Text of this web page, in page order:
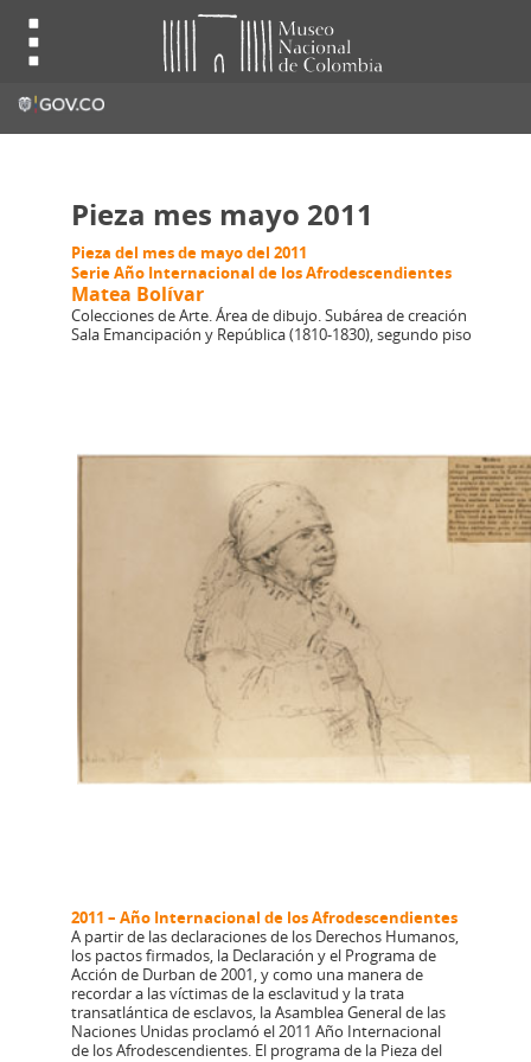
Pieza mes mayo 2011
Pieza del mes de mayo del 2011
Serie Año Internacional de los Afrodescendientes
Matea Bolívar
Colecciones de Arte. Área de dibujo. Subárea de creación
Sala Emancipación y República (1810-1830), segundo piso
2011 – Año Internacional de los Afrodescendientes
A partir de las declaraciones de los Derechos Humanos,
los pactos firmados, la Declaración y el Programa de
Acción de Durban de 2001, y como una manera de
recordar a las víctimas de la esclavitud y la trata
transatlántica de esclavos, la Asamblea General de las
Naciones Unidas proclamó el 2011 Año Internacional
de los Afrodescendientes. El programa de la Pieza del